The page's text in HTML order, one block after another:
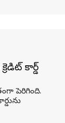
కార్డ్
పెరిగింది.